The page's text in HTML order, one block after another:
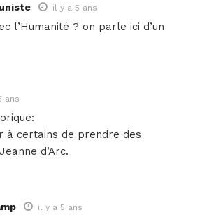
il y a 5 ans
l’Humanité ? on parle ici d’un
ans
à certains de prendre des
d’Arc.
il y a 5 ans